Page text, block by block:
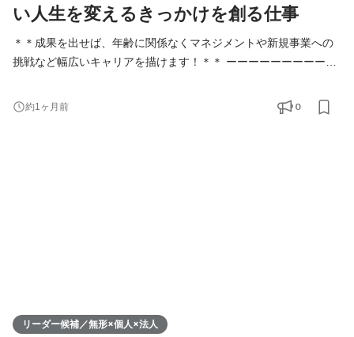
い人生を変えるきっかけを創る仕事
＊＊成果を出せば、年齢に関係なくマネジメントや新規事業への
挑戦など幅広いキャリアを描けます！＊＊ ーーーーーーーーーー
紹介事業にて、キャリアアドバイザー兼法人営業を担当していた
だきます。 事業者の対象は学校、塾、習い事教室、児童発達支援
約1ヶ月前 0
リーダー候補／無形×個人×法人